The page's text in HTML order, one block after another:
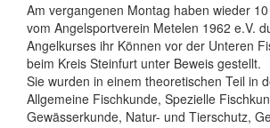
Am vergangenen Montag haben wieder
vom Angelsportverein Metelen 1962 e.V.
Angelkurses ihr Können vor der Unteren
beim Kreis Steinfurt unter Beweis gestellt.
Sie wurden in einem theoretischen Teil in
Allgemeine Fischkunde, Spezielle
Gewässerkunde, Natur- und Tierschutz,